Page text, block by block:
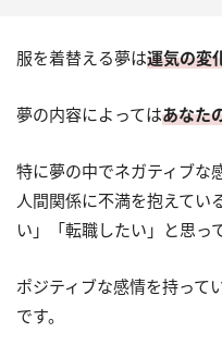
服を着替える夢は運気の変
夢の内容によってはあなた
特に夢の中でネガティブな
人間関係に不満を抱えてい
い」「転職したい」と思っ
ポジティブな感情を持って
です。